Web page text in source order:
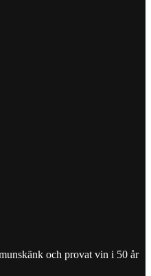
och provat vin i 50 år